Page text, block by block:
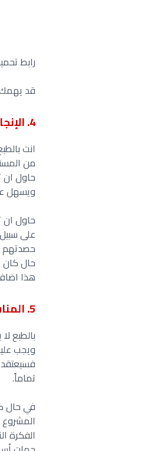
رابط
قد
4. الإنجازات السابقة في المشروع
انت
من
حاول ان
ويسهل
حاول ان
على
حصدتهم
حال كان
هذا
5. المنافسة
بالطبع
ويجب
تماماً.
في حال
الفكرة